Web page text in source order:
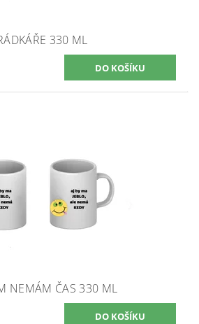
330 ML
NEMÁM ČAS 330 ML